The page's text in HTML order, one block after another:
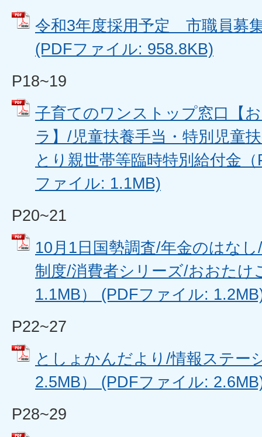
令和3年度採用予定 市職員募
(PDFファイル: 958.8KB)
P18~19
子育てのワンストップ窓口【
ラ】/児童扶養手当・特別児童
とり親世帯等臨時特別給付金
ファイル: 1.1MB)
P20~21
10月1日国勢調査/年金のはな
制度/消費者シリーズ/おおたけ
1.1MB） (PDFファイル:
P22~27
としょかんだより/情報ステー
2.5MB） (PDFファイル:
P28~29